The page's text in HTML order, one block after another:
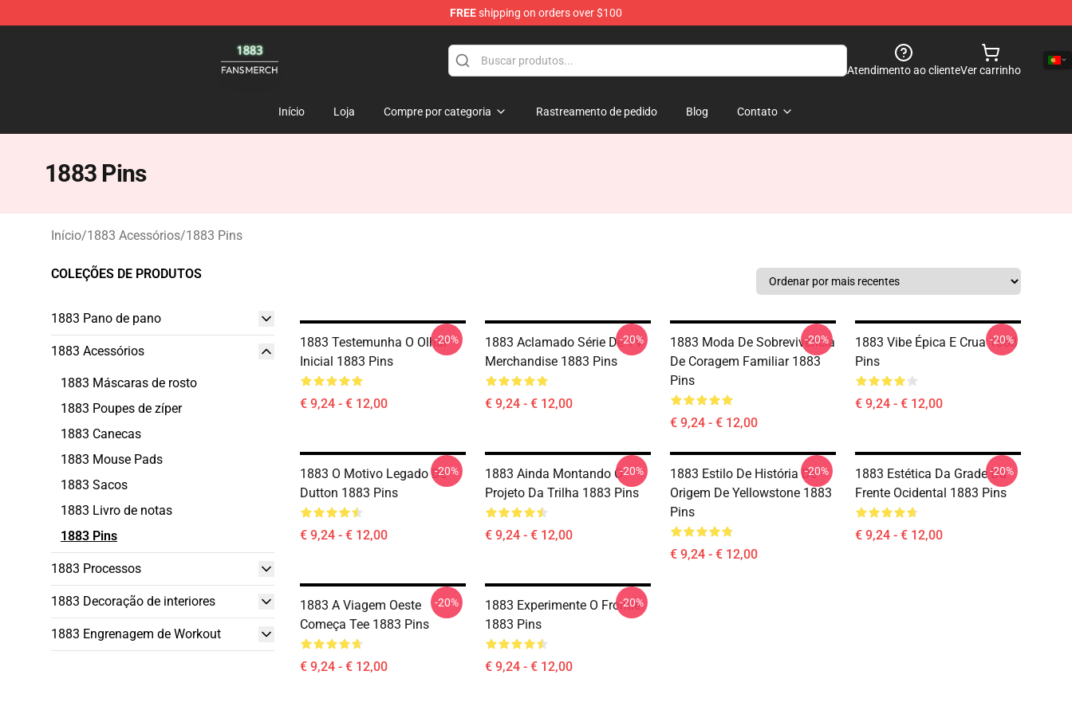
FREEshipping on orders over $100
Atendimento ao clienteVer carrinho
Início Loja Compre por categoria Rastreamento de pedido Blog Contato
1883 Pins
Início/1883 Acessórios/1883 Pins
COLEÇÕES DE PRODUTOS
1883 Pano de pano
1883 Acessórios
1883 Máscaras de rosto
1883 Poupes de zíper
1883 Canecas
1883 Mouse Pads
1883 Sacos
1883 Livro de notas
1883 Pins
1883 Processos
1883 Decoração de interiores
1883 Engrenagem de Workout
1883 Testemunha O Olhar
Inicial 1883 Pins
€ 9,24 - € 12,00
-20%
1883 Aclamado Série De TV
Merchandise 1883 Pins
€ 9,24 - € 12,00
-20%
1883 Moda De Sobrevivência
De Coragem Familiar 1883
Pins
€ 9,24 - € 12,00
-20%
1883 Vibe Épica E Crua 1883
Pins
€ 9,24 - € 12,00
-20%
1883 O Motivo Legado De
Dutton 1883 Pins
€ 9,24 - € 12,00
-20%
1883 Ainda Montando O
Projeto Da Trilha 1883 Pins
€ 9,24 - € 12,00
-20%
1883 Estilo De História De
Origem De Yellowstone 1883
Pins
€ 9,24 - € 12,00
-20%
1883 Estética Da Grade Da
Frente Ocidental 1883 Pins
€ 9,24 - € 12,00
-20%
1883 A Viagem Oeste
Começa Tee 1883 Pins
€ 9,24 - € 12,00
-20%
1883 Experimente O Frontie
1883 Pins
€ 9,24 - € 12,00
-20%